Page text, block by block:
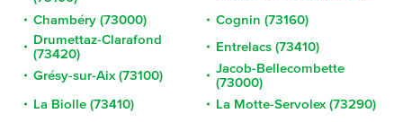
Chambéry (73000)
Cognin (73160)
Drumettaz-Clarafond
(73420)
Entrelacs (73410)
Grésy-sur-Aix (73100)
Jacob-Bellecombette
(73000)
La Biolle (73410)
La Motte-Servolex (73290)